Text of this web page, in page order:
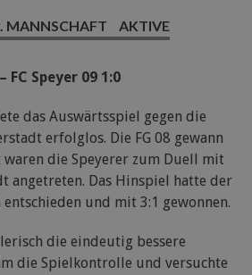
MANNSCHAFT AKTIVE
Speyer 09 1:0
das Auswärtsspiel gegen die
erfolglos. Die FG 08 gewann
die Speyerer zum Duell mit
angetreten. Das Hinspiel hatte der
entschieden und mit 3:1 gewonnen.
die eindeutig bessere
die Spielkontrolle und versuchte